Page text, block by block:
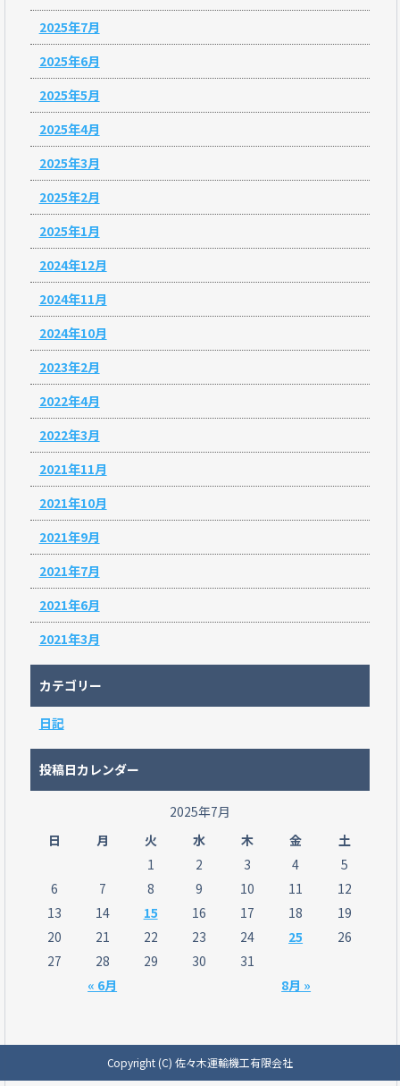
2025年7月
2025年6月
2025年5月
2025年4月
2025年3月
2025年2月
2025年1月
2024年12月
2024年11月
2024年10月
2023年2月
2022年4月
2022年3月
2021年11月
2021年10月
2021年9月
2021年7月
2021年6月
2021年3月
カテゴリー
日記
投稿日カレンダー
2025年7月
日
月 火 水 木 金 土
« 6月 8月 »
1 2 3 4
5
6
7 8 9 10 11
12
13
14 15 16 17 18
19
20
21 22 23 24 25
26
27
28 29 30 31
Copyright (C) 佐々木運輸機工有限会社